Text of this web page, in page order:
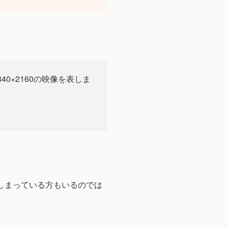
の映像を表しま
っている方もいるのでは